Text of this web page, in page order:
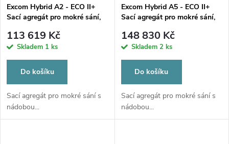
Excom Hybrid A2 - ECO II+
Sací agregát pro mokré sání,
113 619 Kč
Skladem 1 ks
Do košíku
Sací agregát pro mokré sání s
nádobou...
Excom Hybrid A5 - ECO II+
Sací agregát pro mokré sání,
148 830 Kč
Skladem 2 ks
Do košíku
Sací agregát pro mokré sání s
nádobou...